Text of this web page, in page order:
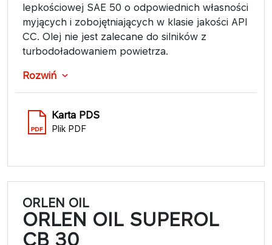
lepkościowej SAE 50 o odpowiednich własności
myjących i zobojętniających w klasie jakości API
CC. Olej nie jest zalecane do silników z
turbodoładowaniem powietrza.
Rozwiń
Karta PDS
Plik PDF
ORLEN OIL
ORLEN OIL SUPEROL
CB 30